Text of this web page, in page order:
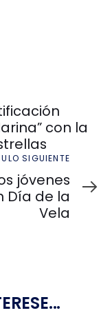
con la
SIGUIENTE
jóvenes
Día de la
Vela